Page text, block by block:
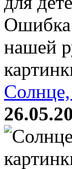
Ошибка
нашей